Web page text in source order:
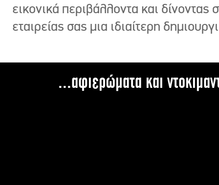
εικονικά περιβάλλοντα και δίνοντας
εταιρείας σας μια ιδιαίτερη
...αφιερώματα και